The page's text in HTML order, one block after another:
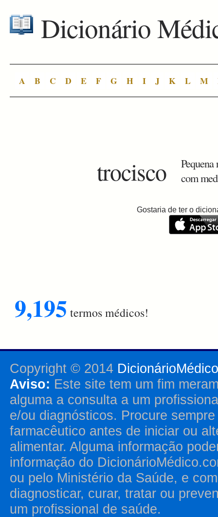
Dicionário
A B C D E F G H I J K L M
trocisco
com
Gostaria de ter o
9,195 termos médicos!
Copyright © 2014
Aviso: Este site tem um fim
alguma a consulta a um
e/ou diagnósticos. Procure
farmacêutico antes de iniciar ou
alimentar. Alguma informação
informação do
ou pelo Ministério da Saúde, e
diagnosticar, curar, tratar ou
um profissional de saúde.